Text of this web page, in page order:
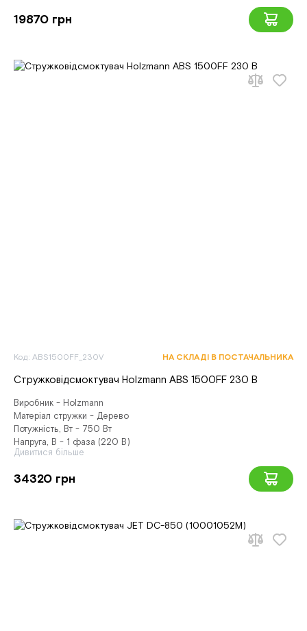
19870 грн
Код: ABS1500FF_230V НА СКЛАДІ В ПОСТАЧАЛЬНИКА
Стружковідсмоктувач Holzmann ABS 1500FF 230 В
Виробник - Holzmann
Матеріал стружки - Дерево
Потужність, Вт - 750 Вт
Напруга, В - 1 фаза (220 В)
Дивитися більше
34320 грн